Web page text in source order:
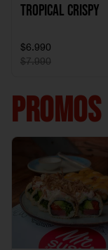
Tropical crispy
$6.990
$7.990
PROMOS